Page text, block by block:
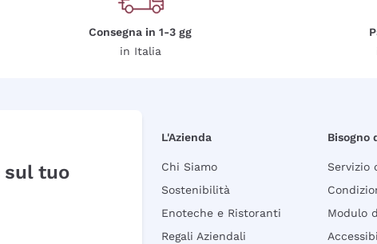
Consegna in 1-3 gg
in Italia
sul tuo
L'Azienda
Chi Siamo
Sostenibilità
Enoteche e Ristoranti
Regali Aziendali
Bisogno
Servizio
Modulo